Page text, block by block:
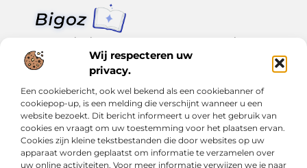
Wij respecteren uw
privacy.
Een cookiebericht, ook wel bekend als een cookiebanner of
cookiepop-up, is een melding die verschijnt wanneer u een
website bezoekt. Dit bericht informeert u over het gebruik van
cookies en vraagt om uw toestemming voor het plaatsen ervan.
Cookies zijn kleine tekstbestanden die door websites op uw
apparaat worden geplaatst om informatie te verzamelen over
uw online activiteiten. Voor meer informatie verwijzen we je naar
Van klein nieuws tot grote trends – alles op Bigoz.nl.
Lees inspirerende blogs en artikelen over het dagelijks leven,
actualiteit en meer.
Bericht categorie
Onze informatie